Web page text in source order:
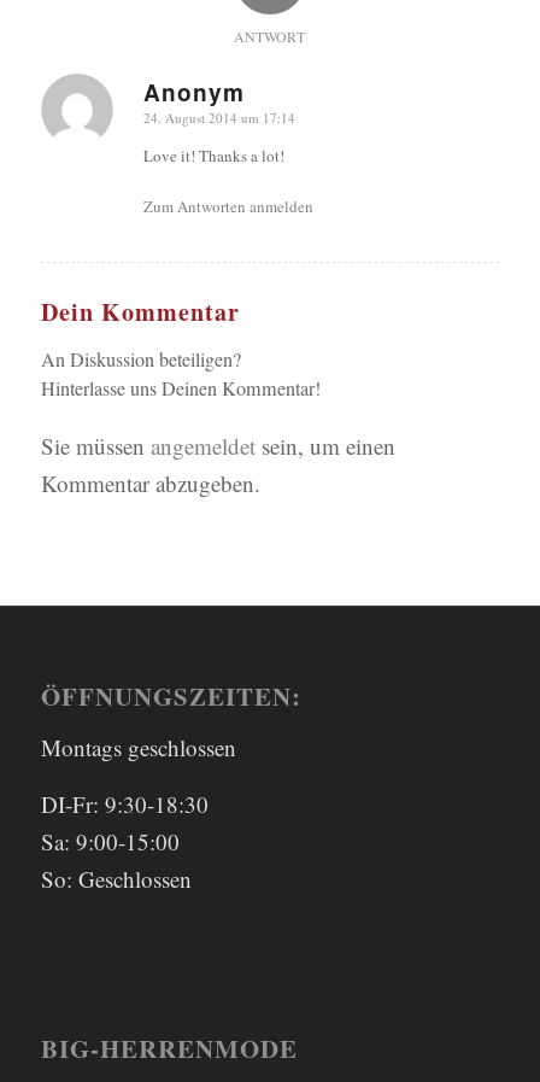
ANTWORT
Anonym
sagte:
24. August 2014 um 17:14
Love it! Thanks a lot!
Zum Antworten anmelden
Dein Kommentar
An Diskussion beteiligen?
Hinterlasse uns Deinen Kommentar!
Sie müssen angemeldetsein, um einen
Kommentar abzugeben.
ÖFFNUNGSZEITEN:
Montags geschlossen
DI-Fr: 9:30-18:30
Sa: 9:00-15:00
So: Geschlossen
BIG-HERRENMODE